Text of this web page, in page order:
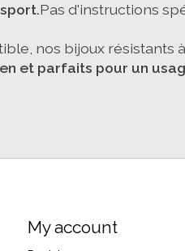
Pas d'instructions
nos bijoux résistants
et parfaits pour un
My account